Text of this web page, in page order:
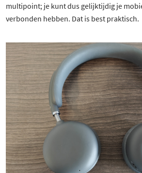
multipoint; je kunt dus gelijktijdig je
verbonden hebben. Dat is best praktisch.